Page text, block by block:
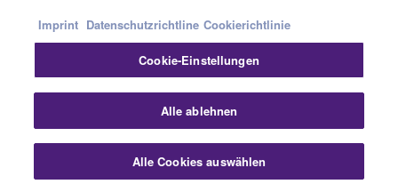
NutzungsbedingungenDatenschutzerklärung
Imprint Datenschutzrichtline Cookierichtlinie
Cookie-Einstellungen
Alle ablehnen
Alle Cookies auswählen